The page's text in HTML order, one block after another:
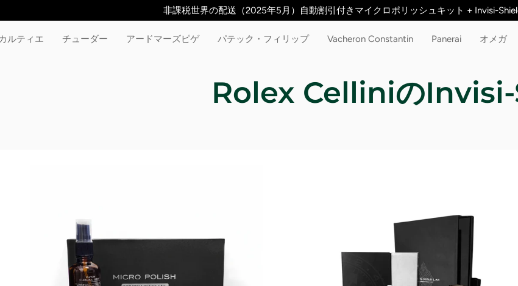
ン
テ
非課税世界の配送（2025年5月）自動割引付きマイクロポリッシュキット + Invisi-
ルティエ チューダー アードマーズピゲ パテック・フィリップ Vacheron Constantin Panerai オメガ
Rolex Celliniの